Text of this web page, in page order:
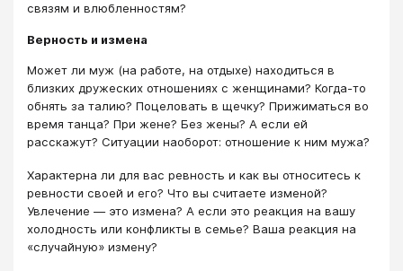
связям и влюбленностям?
Верность и измена
Может ли муж (на работе, на отдыхе) находиться в
близких дружеских отношениях с женщинами? Когда-то
обнять за талию? Поцеловать в щечку? Прижиматься во
время танца? При жене? Без жены? А если ей
расскажут? Ситуации наоборот: отношение к ним мужа?
Характерна ли для вас ревность и как вы относитесь к
ревности своей и его? Что вы считаете изменой?
Увлечение — это измена? А если это реакция на вашу
холодность или конфликты в семье? Ваша реакция на
«случайную» измену?